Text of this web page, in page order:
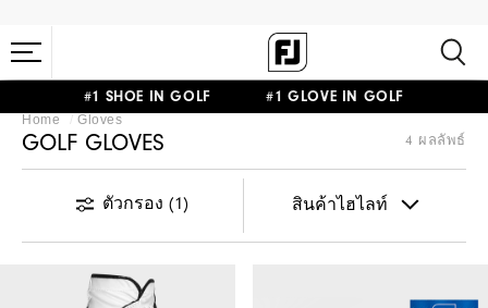
#1 SHOE IN GOLF #1 GLOVE IN GOLF
Home Gloves
GOLF GLOVES 4 ผลลัพธ์
ตัวกรอง (1)